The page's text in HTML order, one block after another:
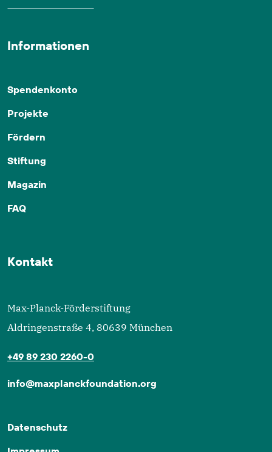
Informationen
Spendenkonto
Projekte
Fördern
Stiftung
Magazin
FAQ
Kontakt
Max-Planck-Förderstiftung
Aldringenstraße 4, 80639 München
+49 89 230 2260-0
info@maxplanckfoundation.org
Datenschutz